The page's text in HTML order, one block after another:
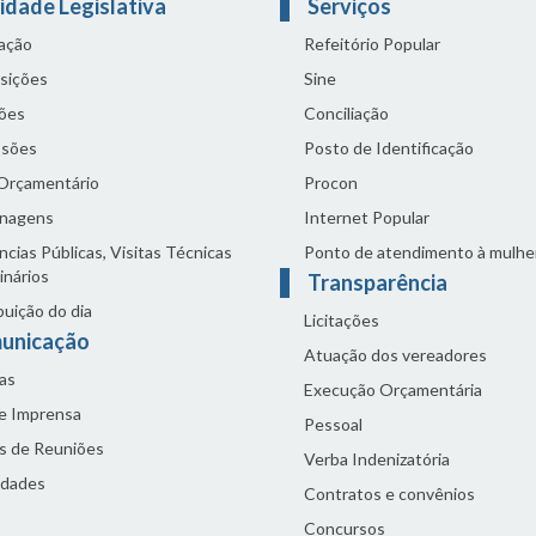
Legislativa
Públicas, Visitas Técnicas
do dia
Imprensa
de Reuniões
Serviços
Refeitório Popular
Sine
Conciliação
Posto de Identificação
Procon
Internet Popular
Ponto de atendimento à
Transparência
Licitações
Atuação dos vereadores
Execução Orçamentária
Pessoal
Verba Indenizatória
Contratos e convênios
Concursos